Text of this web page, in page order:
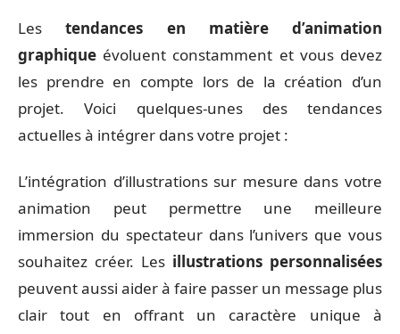
Lestendances en matière d’animation
graphique évoluent constamment et vous devez
les prendre en compte lors de la création d’un
projet. Voici quelques-unes des tendances
actuelles à intégrer dans votre projet :
L’intégration d’illustrations sur mesure dans votre
animation peut permettre une meilleure
immersion du spectateur dans l’univers que vous
souhaitez créer. Les illustrations personnalisées
peuvent aussi aider à faire passer un message plus
clair tout en offrant un caractère unique à